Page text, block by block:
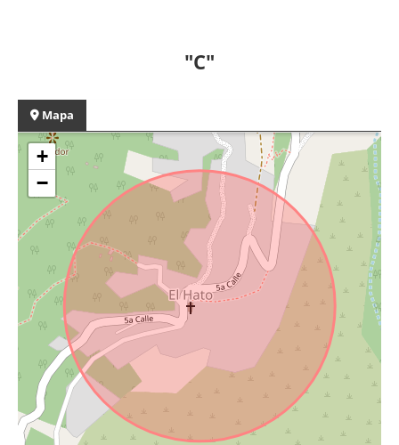
"C"
Mapa
+
−